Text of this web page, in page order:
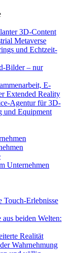
3D-Content
Metaverse
und Echtzeit-
Bilder – nur
E-
Extended Reality
Agentur für 3D-
und Equipment
Unternehmen
Touch-Erlebnisse
aus beiden Welten:
Realität
Wahrnehmung